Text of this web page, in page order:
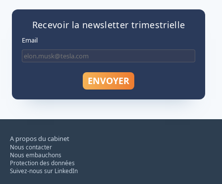
Recevoir la newsletter trimestrielle
Email
A propos du cabinet
Nous contacter
Nous embauchons
Protection des données
Suivez-nous sur LinkedIn